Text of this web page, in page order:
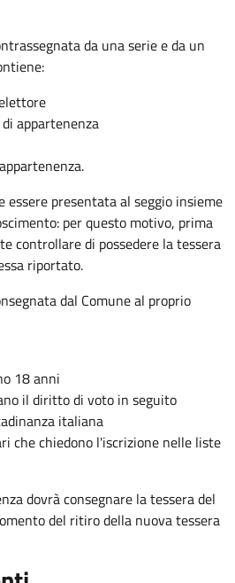
da una serie e da un
appartenenza
essere presentata al seggio insieme
per questo motivo, prima
controllare di possedere la tessera
riportato.
dal Comune al proprio
18 anni
il diritto di voto in seguito
italiana
che chiedono l'iscrizione nelle liste
dovrà consegnare la tessera del
del ritiro della nuova tessera